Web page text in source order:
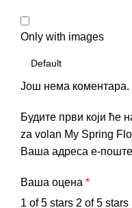
Only with images
Још нема коментара.
Будите први који ће
za volan My Spring
Ваша адреса е-
Ваша оцена *
1 of 5 stars 2 of 5 stars